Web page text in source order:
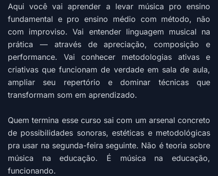
Aqui você vai aprender a levar música pro ensino
fundamental e pro ensino médio com método, não
com improviso. Vai entender linguagem musical na
prática — através de apreciação, composição e
performance. Vai conhecer metodologias ativas e
criativas que funcionam de verdade em sala de aula,
ampliar seu repertório e dominar técnicas que
transformam som em aprendizado.
Quem termina esse curso sai com um arsenal concreto
de possibilidades sonoras, estéticas e metodológicas
pra usar na segunda-feira seguinte. Não é teoria sobre
música na educação. É música na educação,
funcionando.